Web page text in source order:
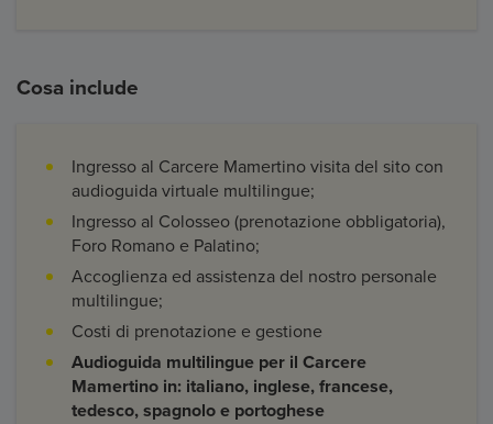
Cosa include
Ingresso al Carcere Mamertino visita del sito con
audioguida virtuale multilingue;
Ingresso al Colosseo (prenotazione obbligatoria),
Foro Romano e Palatino;
Accoglienza ed assistenza del nostro personale
multilingue;
Costi di prenotazione e gestione
Audioguida multilingue per il Carcere
Mamertino in: italiano, inglese, francese,
tedesco, spagnolo e portoghese